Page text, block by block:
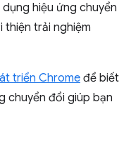
hiệu ứng chuyển
thiện trải nghiệm
triển Chrome để biết
chuyển đổi giúp bạn